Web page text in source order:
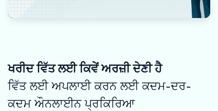
ਖਰੀਦ ਵਿੱਤ ਲਈ ਕਿਵੇਂ ਅਰਜ਼ੀ ਦੇਣੀ ਹੈ
ਵਿੱਤ ਲਈ ਅਪਲਾਈ ਕਰਨ ਲਈ ਕਦਮ-ਦਰ-
ਕਦਮ ਔਨਲਾਈਨ ਪ੍ਰਕਿਰਿਆ